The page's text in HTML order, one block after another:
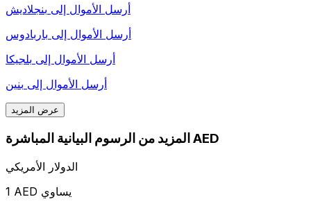
أرسل الأموال إلى بنجلاديش
أرسل الأموال إلى باربادوس
أرسل الأموال إلى بلجيكا
أرسل الأموال إلى بنين
عرض المزيد
المزيد من الرسوم البيانية المباشرة AED
الدولار الأمريكي
1 AED يساوي